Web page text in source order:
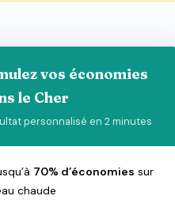
vos économies
le Cher
personnalisé en 2 minutes
70% d’économies sur
chaude